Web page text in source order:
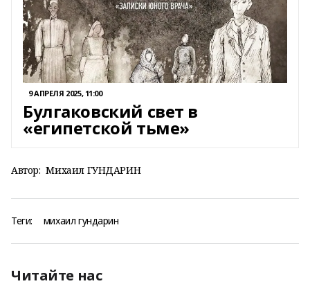
9 АПРЕЛЯ 2025, 11:00
Булгаковский свет в
«египетской тьме»
Автор: Михаил ГУНДАРИН
Теги: михаил гундарин
Читайте нас